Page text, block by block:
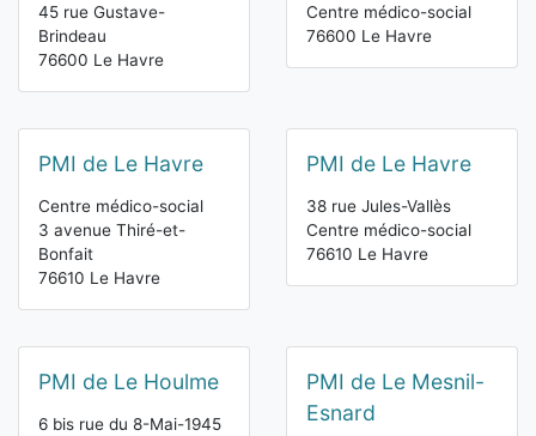
45 rue Gustave-
Brindeau
76600 Le Havre
Centre médico-social
76600 Le Havre
PMI de Le Havre
Centre médico-social
3 avenue Thiré-et-
Bonfait
76610 Le Havre
PMI de Le Havre
38 rue Jules-Vallès
Centre médico-social
76610 Le Havre
PMI de Le Houlme
6 bis rue du 8-Mai-1945
PMI de Le Mesnil-
Esnard